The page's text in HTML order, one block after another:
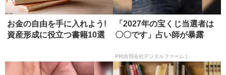
お金の自由を手に入れよう!
資産形成に役立つ書籍10選
「2027年の宝くじ当選者は
〇〇です」占い師が暴露
PR(合同会社デジタルファーム )